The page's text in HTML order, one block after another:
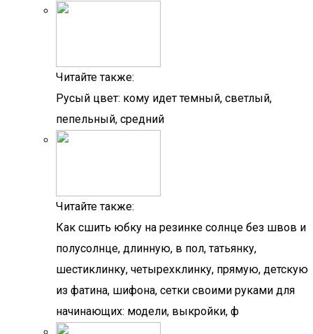
Читайте также:
Русый цвет: кому идет темный, светлый,
пепельный, средний
Читайте также:
Как сшить юбку на резинке солнце без швов и
полусолнце, длинную, в пол, татьянку,
шестиклинку, четырехклинку, прямую, детскую
из фатина, шифона, сетки своими руками для
начинающих: модели, выкройки, ф